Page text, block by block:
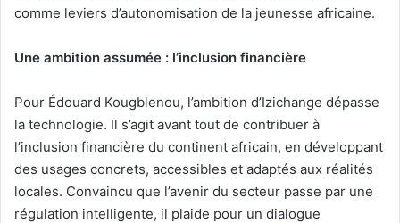
comme leviers d’autonomisation de la jeunesse africaine.
Une ambition assumée : l’inclusion financière
Pour Édouard Kougblenou, l’ambition d’Izichange dépasse
la technologie. Il s’agit avant tout de contribuer à
l’inclusion financière du continent africain, en développant
des usages concrets, accessibles et adaptés aux réalités
locales. Convaincu que l’avenir du secteur passe par une
régulation intelligente, il plaide pour un dialogue